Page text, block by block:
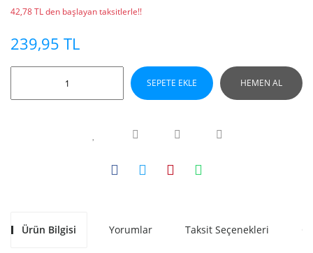
42,78 TL den başlayan taksitlerle!!
239,95 TL
SEPETE EKLE HEMEN AL
Ürün Bilgisi Yorumlar Taksit Seçenekleri